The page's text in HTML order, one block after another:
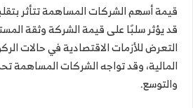
قيمة أسهم الشركات المساهمة تتأثر
قد يؤثر سلبًا على قيمة الشركة وثقة
التعرض للأزمات الاقتصادية في حالات
المالية، وقد تواجه الشركات المساهمة
والتوسع.